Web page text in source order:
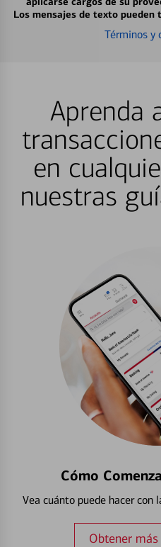
Los mensajes de texto
Términos y
Aprenda
en
nuestras
Cómo
Vea cuánto puede hacer con
Obtener